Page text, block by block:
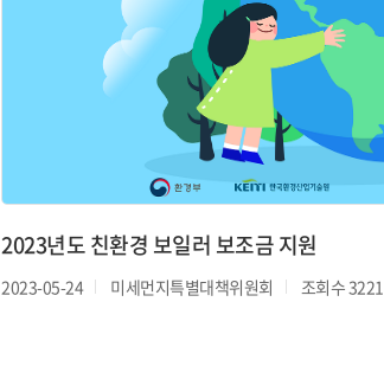
2023년도 친환경 보일러 보조금 지원
2023-05-24 미세먼지특별대책위원회 조회수 3221